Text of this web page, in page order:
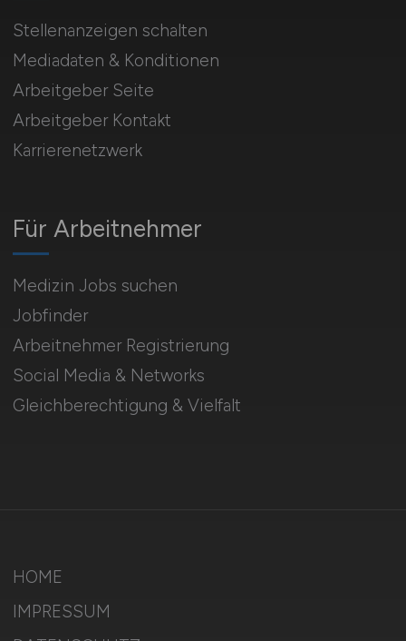
Für Arbeitnehmer
Medizin Jobs suchen
Jobfinder
Arbeitnehmer Registrierung
Social Media & Networks
Gleichberechtigung & Vielfalt
Stellenanzeigen schalten
Mediadaten & Konditionen
Arbeitgeber Seite
Arbeitgeber Kontakt
Karrierenetzwerk
HOME
IMPRESSUM